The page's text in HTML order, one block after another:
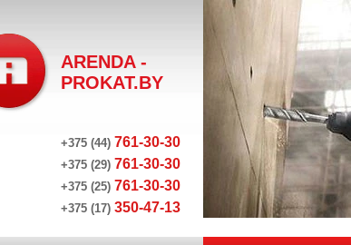
ARENDA -
PROKAT.BY
+375 (44) 761-30-30
+375 (29) 761-30-30
+375 (25) 761-30-30
+375 (17) 350-47-13